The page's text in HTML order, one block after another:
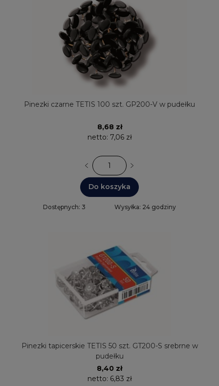
Pinezki czarne TETIS 100 szt. GP200-V w pudełku
8,68 zł
netto: 7,06 zł
Do koszyka
Dostępnych: 3 Wysyłka: 24 godziny
Pinezki tapicerskie TETIS 50 szt. GT200-S srebrne w
pudełku
8,40 zł
netto: 6,83 zł